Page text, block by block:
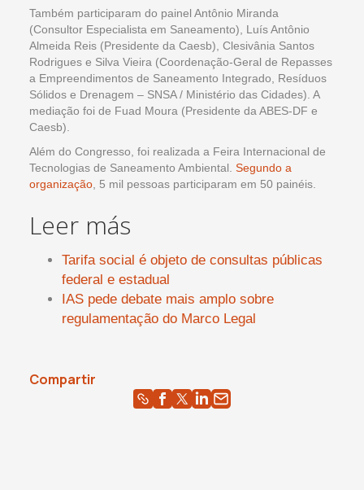
Também participaram do painel Antônio Miranda
(Consultor Especialista em Saneamento), Luís Antônio
Almeida Reis (Presidente da Caesb), Clesivânia Santos
Rodrigues e Silva Vieira (Coordenação-Geral de Repasses
a Empreendimentos de Saneamento Integrado, Resíduos
Sólidos e Drenagem – SNSA / Ministério das Cidades). A
mediação foi de Fuad Moura (Presidente da ABES-DF e
Caesb).
Além do Congresso, foi realizada a Feira Internacional de
Tecnologias de Saneamento Ambiental. Segundo a
organização , 5 mil pessoas participaram em 50 painéis.
Leer más
Tarifa social é objeto de consultas públicas
federal e estadual
IAS pede debate mais amplo sobre
regulamentação do Marco Legal
Compartir